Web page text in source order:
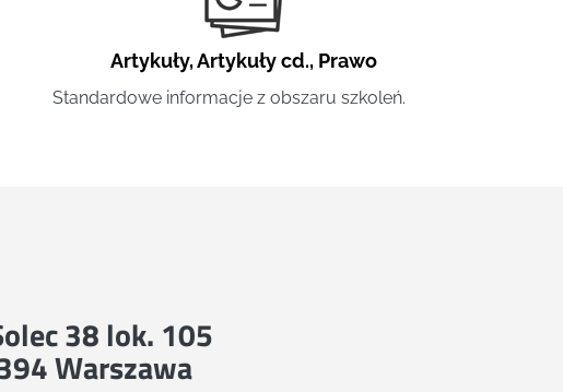
Artykuły,Artykuły cd., Prawo
Standardowe informacje z obszaru szkoleń.
38 lok. 105
Warszawa